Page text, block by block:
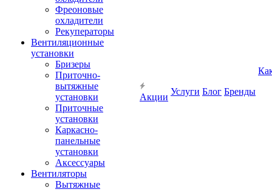
Фреоновые
охладители
Рекуператоры
Вентиляционные
установки
Бризеры
Приточно-
вытяжные
установки
Приточные
установки
Каркасно-
панельные
установки
Аксессуары
Вентиляторы
Вытяжные
Акции
Услуги Блог Бренды